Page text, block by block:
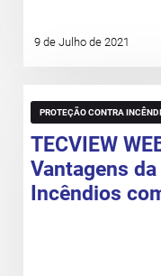
9 de Julho de 2021
PROTEÇÃO CONTRA
TECVIEW
Vantagens
Incêndios